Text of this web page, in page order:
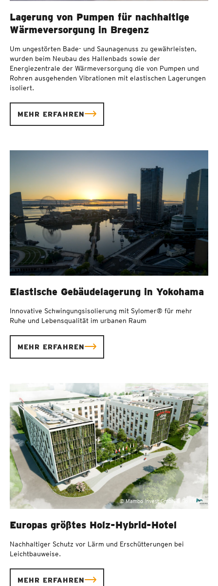
Lagerung von Pumpen für nachhaltige
Wärmeversorgung in Bregenz
Um ungestörten Bade- und Saunagenuss zu gewährleisten,
wurden beim Neubau des Hallenbads sowie der
Energiezentrale der Wärmeversorgung die von Pumpen und
Rohren ausgehenden Vibrationen mit elastischen Lagerungen
isoliert.
MEHR ERFAHREN
Elastische Gebäudelagerung in Yokohama
Innovative Schwingungsisolierung mit Sylomer® für mehr
Ruhe und Lebensqualität im urbanen Raum
MEHR ERFAHREN
© Mambo Invest GmbH & Co KG
Europas größtes Holz-Hybrid-Hotel
Nachhaltiger Schutz vor Lärm und Erschütterungen bei
Leichtbauweise.
MEHR ERFAHREN